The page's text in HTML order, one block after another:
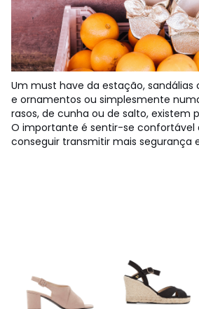
Um must have da estação,
e ornamentos ou simplesmente
rasos, de cunha ou de salto, existem
O importante é sentir-se confortável
conseguir transmitir mais segurança